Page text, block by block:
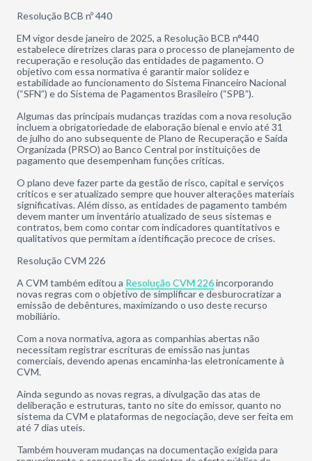
Resolução BCB nº 440
EM vigor desde janeiro de 2025, a Resolução BCB n°440
estabelece diretrizes claras para o processo de planejamento de
recuperação e resolução das entidades de pagamento. O
objetivo com essa normativa é garantir maior solidez e
estabilidade ao funcionamento do Sistema Financeiro Nacional
(“SFN”) e do Sistema de Pagamentos Brasileiro (“SPB”).
Algumas das principais mudanças trazidas com a nova resolução
incluem a obrigatoriedade de elaboração bienal e envio até 31
de julho do ano subsequente de Plano de Recuperação e Saída
Organizada (PRSO) ao Banco Central por instituições de
pagamento que desempenham funções críticas.
O plano deve fazer parte da gestão de risco, capital e serviços
críticos e ser atualizado sempre que houver alterações materiais
significativas. Além disso, as entidades de pagamento também
devem manter um inventário atualizado de seus sistemas e
contratos, bem como contar com indicadores quantitativos e
qualitativos que permitam a identificação precoce de crises.
Resolução CVM 226
A CVM também editou a Resolução CVM 226incorporando
novas regras com o objetivo de simplificar e desburocratizar a
emissão de debêntures, maximizando o uso deste recurso
mobiliário.
Com a nova normativa, agora as companhias abertas não
necessitam registrar escrituras de emissão nas juntas
comerciais, devendo apenas encaminha-las eletronicamente à
CVM.
Ainda segundo as novas regras, a divulgação das atas de
deliberação e estruturas, tanto no site do emissor, quanto no
sistema da CVM e plataformas de negociação, deve ser feita em
até 7 dias uteis.
Também houveram mudanças na documentação exigida para